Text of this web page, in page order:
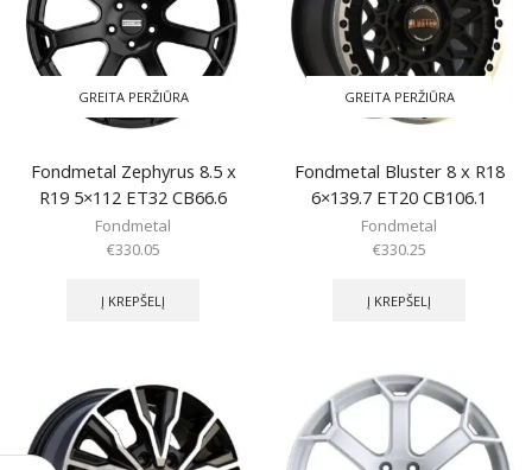
GREITA PERŽIŪRA
Fondmetal Zephyrus 8.5 x
R19 5×112 ET32 CB66.6
Fondmetal
€330.05
Į KREPŠELĮ
GREITA PERŽIŪRA
Fondmetal Bluster 8 x R18
6×139.7 ET20 CB106.1
Fondmetal
€330.25
Į KREPŠELĮ